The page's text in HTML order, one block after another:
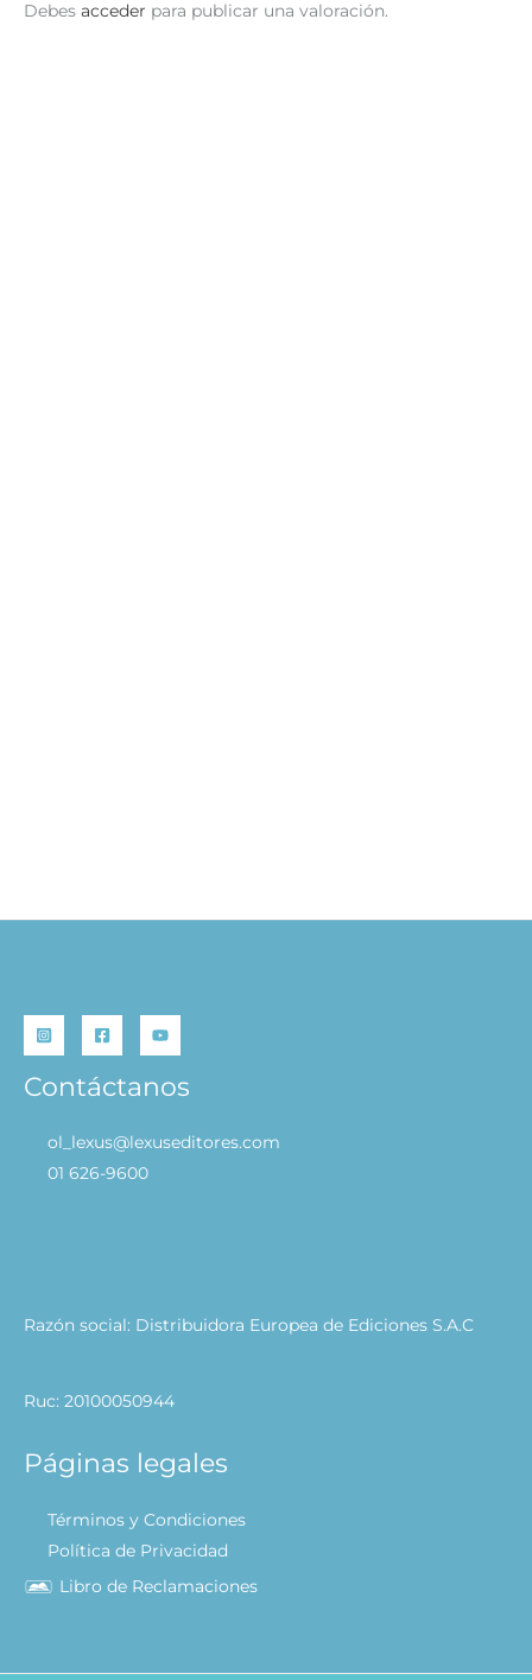
Debes acceder para publicar una valoración.
Contáctanos
ol_lexus@lexuseditores.com
01 626-9600
Razón social: Distribuidora Europea de Ediciones S.A.C
Ruc: 20100050944
Páginas legales
Términos y Condiciones
Política de Privacidad
Libro de Reclamaciones